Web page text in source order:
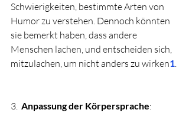
Schwierigkeiten, bestimmte Arten von
Humor zu verstehen. Dennoch könnten
sie bemerkt haben, dass andere
Menschen lachen, und entscheiden sich,
mitzulachen, um nicht anders zu wirken1
3. Anpassung der Körpersprache: